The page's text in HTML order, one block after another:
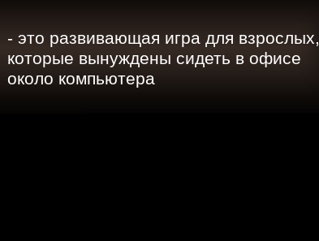
- это развивающая игра для взрослых,
которые вынуждены сидеть в офисе
около компьютера